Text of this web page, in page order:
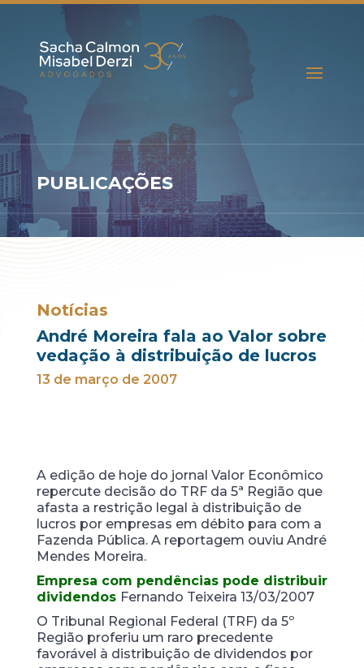
PUBLICAÇÕES
Notícias
André Moreira fala ao Valor sobre
vedação à distribuição de lucros
13 de março de 2007
A edição de hoje do jornal Valor Econômico
repercute decisão do TRF da 5ª Região que
afasta a restrição legal à distribuição de
lucros por empresas em débito para com a
Fazenda Pública. A reportagem ouviu André
Mendes Moreira.
Empresa com pendências pode distribuir
dividendos Fernando Teixeira 13/03/2007
O Tribunal Regional Federal (TRF) da 5º
Região proferiu um raro precedente
favorável à distribuição de dividendos por